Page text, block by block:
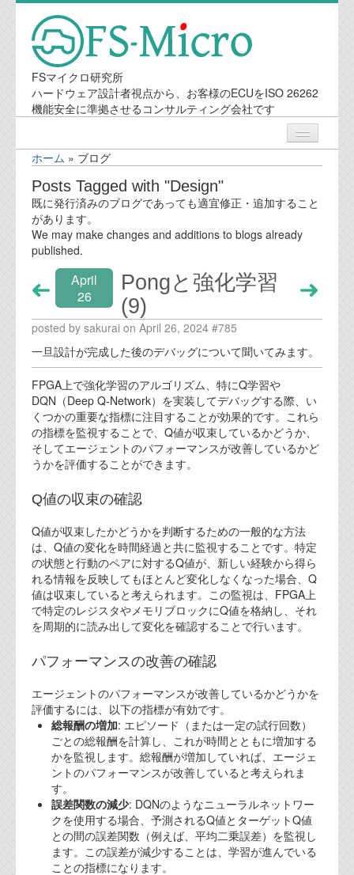
FSマイクロ研究所
ハードウェア設計者視点から、お客様のECUをISO 26262
機能安全に準拠させるコンサルティング会社です
ニュース
業務内容
会社案内
会社概要
代表ご挨拶
オフィス
実績
ブログ
機能安全ブログ
設計ブログ
テクノロジ
外部投稿記事
ご希望の方は、お問い合わせページから
資料閲覧パスワードをお問い合わせ頂き
ログインをお願い致します。アカウント
名は"opendocument"です。
機能安全用語集
設計用語集
オンラインショップ
ホーム » ブログ
Posts Tagged with "Design"
既に発行済みのブログであっても適宜修正・追加すること
があります。
We may make changes and additions to blogs already
published.
April
26
Pongと強化学習
(9)
posted by sakurai on April 26, 2024 #785
一旦設計が完成した後のデバッグについて聞いてみます。
FPGA上で強化学習のアルゴリズム、特にQ学習や
DQN（Deep Q-Network）を実装してデバッグする際、い
くつかの重要な指標に注目することが効果的です。これら
の指標を監視することで、Q値が収束しているかどうか、
そしてエージェントのパフォーマンスが改善しているかど
うかを評価することができます。
Q値の収束の確認
Q値が収束したかどうかを判断するための一般的な方法
は、Q値の変化を時間経過と共に監視することです。特定
の状態と行動のペアに対するQ値が、新しい経験から得ら
れる情報を反映してもほとんど変化しなくなった場合、Q
値は収束していると考えられます。この監視は、FPGA上
で特定のレジスタやメモリブロックにQ値を格納し、それ
を周期的に読み出して変化を確認することで行います。
パフォーマンスの改善の確認
エージェントのパフォーマンスが改善しているかどうかを
評価するには、以下の指標が有効です。
総報酬の増加: エピソード（または一定の試行回数）
ごとの総報酬を計算し、これが時間とともに増加する
かを監視します。総報酬が増加していれば、エージェ
ントのパフォーマンスが改善していると考えられま
す。
誤差関数の減少: DQNのようなニューラルネットワー
クを使用する場合、予測されるQ値とターゲットQ値
との間の誤差関数（例えば、平均二乗誤差）を監視し
ます。この誤差が減少することは、学習が進んでいる
ことの指標になります。